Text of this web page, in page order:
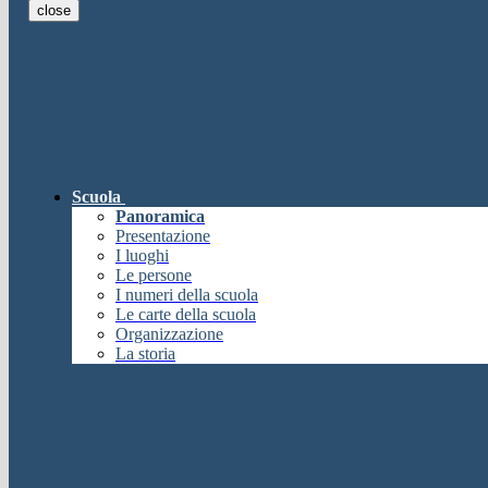
Chiudi
Informazione
Attendere...
Attendere il completamento dell'operazione...
close
Scuola
Panoramica
Presentazione
I luoghi
Le persone
I numeri della scuola
Le carte della scuola
Organizzazione
La storia